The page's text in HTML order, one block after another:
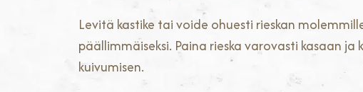
Levitä kastike tai voide ohuesti rieskan
päällimmäiseksi. Paina rieska varovasti kasaan
kuivumisen.